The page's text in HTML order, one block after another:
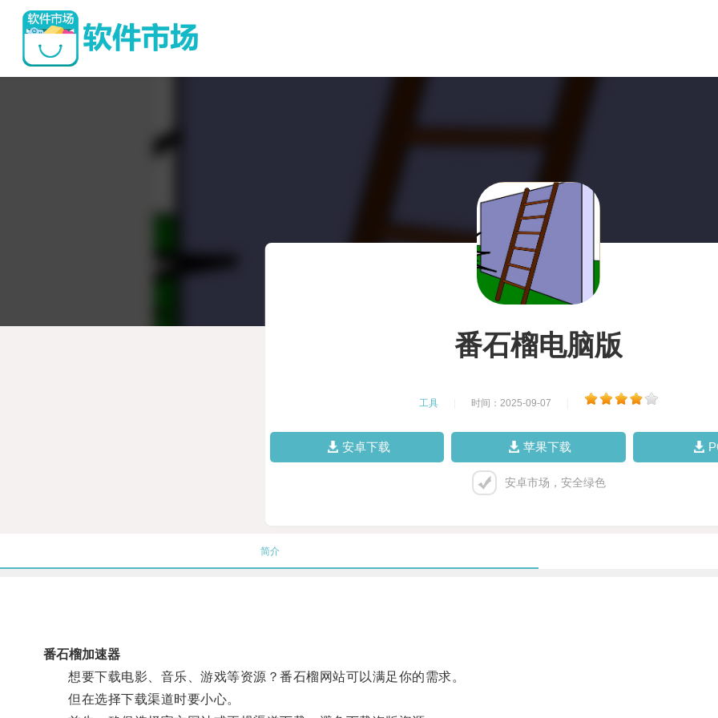
番石榴电脑版
工具 时间：2025-09-07
安卓下载 苹果下载
安卓市场，安全绿色
简介
番石榴加速器
想要下载电影、音乐、游戏等资源？番石榴网站可以满足你的需求。
但在选择下载渠道时要小心。